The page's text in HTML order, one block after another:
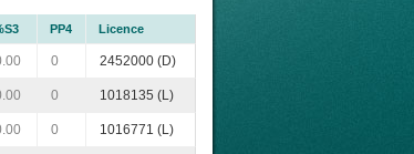
PP4 Licence
0 2452000 (D)
0 1018135 (L)
0 1016771 (L)